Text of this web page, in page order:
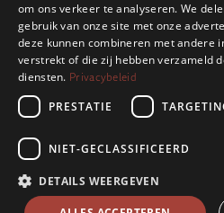
om ons verkeer te analyseren. We
gebruik van onze site met onze
deze kunnen combineren met andere
verstrekt of die zij hebben verzameld
diensten. Privacybeleid
PRESTATIE
NIET-GECLASSIFICEERD
DETAILS WEERGEVEN